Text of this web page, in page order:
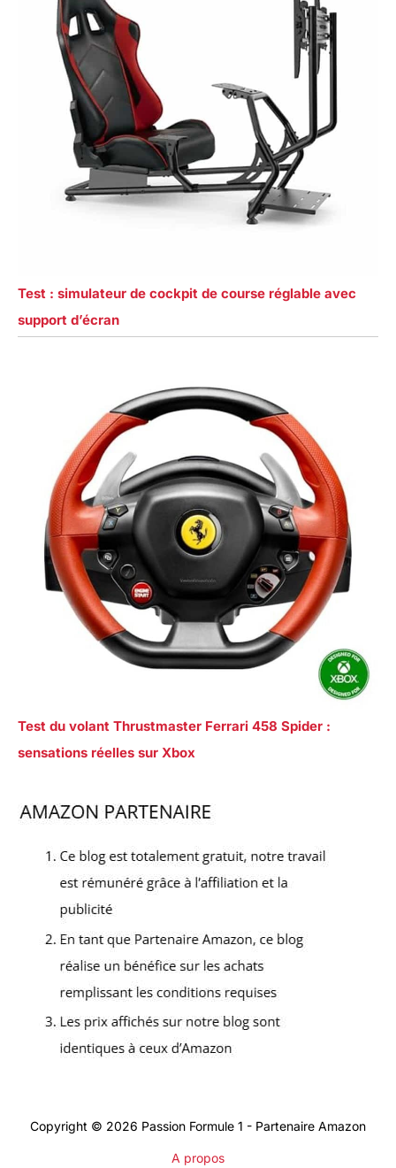
Test : simulateur de cockpit de course réglable avec
support d’écran
Test du volant Thrustmaster Ferrari 458 Spider :
sensations réelles sur Xbox
Copyright © 2026 Passion Formule 1 - Partenaire Amazon
A propos